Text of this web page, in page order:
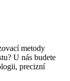
metody
U nás budete
precizní